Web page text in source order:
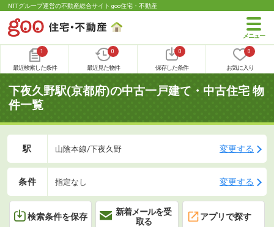
NTTグループ運営の不動産総合サイト goo住宅・不動産
1
最近検索した条件
0
最近見た物件
0
保存した条件
0
お気に入り
下夜久野駅(京都府)の中古一戸建て・中古住宅 物
件一覧
駅 山陰本線/下夜久野 変更する
条件 指定なし 変更する
検索条件を保存
新着メールを受
取る
アプリで探す